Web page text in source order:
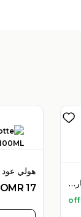
OMR 17 هولي عود ويسترن فالي أو دو بارفان 100 مل للجنسين